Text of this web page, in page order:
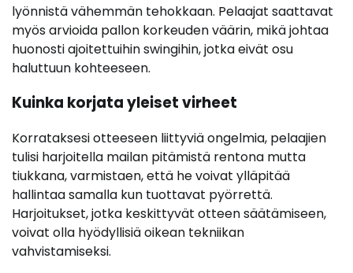
lyönnistä vähemmän tehokkaan. Pelaajat saattavat
myös arvioida pallon korkeuden väärin, mikä johtaa
huonosti ajoitettuihin swingihin, jotka eivät osu
haluttuun kohteeseen.
Kuinka korjata yleiset virheet
Korrataksesi otteeseen liittyviä ongelmia, pelaajien
tulisi harjoitella mailan pitämistä rentona mutta
tiukkana, varmistaen, että he voivat ylläpitää
hallintaa samalla kun tuottavat pyörrettä.
Harjoitukset, jotka keskittyvät otteen säätämiseen,
voivat olla hyödyllisiä oikean tekniikan
vahvistamiseksi.